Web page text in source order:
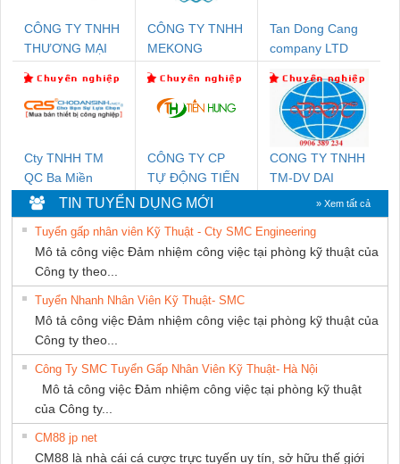
CÔNG TY TNHH
THƯƠNG MẠI
NAM
CÔNG TY TNHH
MEKONG
SUPPLY
Tan Dong Cang
company LTD
Cty TNHH TM
QC Ba Miền
CÔNG TY CP
TỰ ĐỘNG TIẾN
HƯNG
CONG TY TNHH
TM-DV DAI
DONG THANH
TIN TUYỂN DỤNG MỚI » Xem tất cả
Tuyển gấp nhân viên Kỹ Thuật - Cty SMC Engineering
Mô tả công việc Đảm nhiệm công việc tại phòng kỹ thuật của
Công ty theo...
Tuyển Nhanh Nhân Viên Kỹ Thuật- SMC
Mô tả công việc Đảm nhiệm công việc tại phòng kỹ thuật của
Công ty theo...
Công Ty SMC Tuyển Gấp Nhân Viên Kỹ Thuật- Hà Nội
Mô tả công việc Đảm nhiệm công việc tại phòng kỹ thuật
của Công ty...
CM88 jp net
CM88 là nhà cái cá cược trực tuyến uy tín, sở hữu thế giới